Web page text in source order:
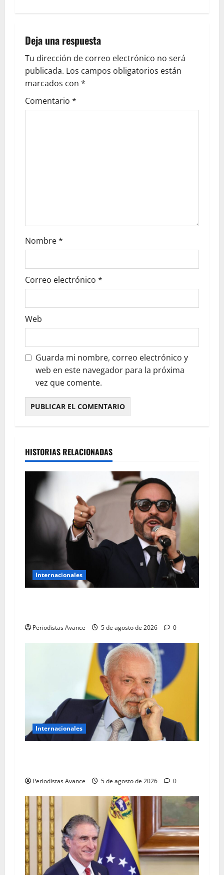
Deja una respuesta
Tu dirección de correo electrónico no será
publicada. Los campos obligatorios están
marcados con *
Comentario *
Nombre*
Correo electrónico *
Web
Guarda mi nombre, correo electrónico y
web en este navegador para la próxima
vez que comente.
HISTORIAS RELACIONADAS
Internacionales
Periodistas Avance 5 de agosto de 2026 0
Internacionales
Periodistas Avance 5 de agosto de 2026 0